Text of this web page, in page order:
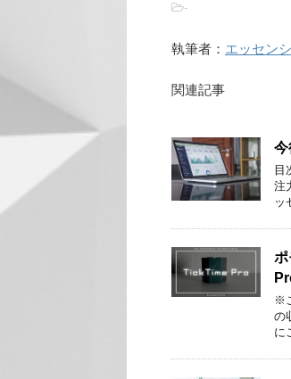
-
執筆者： エッセン
関連記事
今
目
注
ッ
ポ
※
の
に